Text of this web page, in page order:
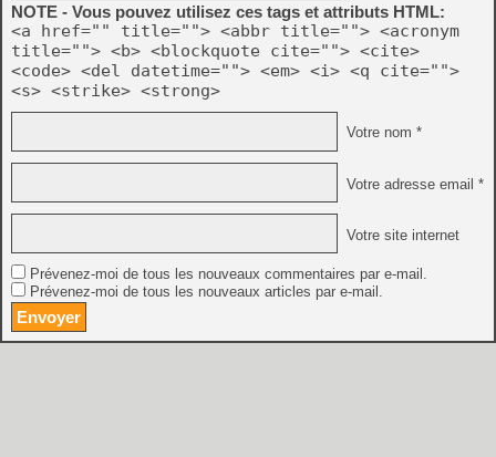
NOTE - Vous pouvez utilisez ces tags et attributs HTML:
<a href="" title=""> <abbr title=""> <acronym
title=""> <b> <blockquote cite=""> <cite>
<code> <del datetime=""> <em> <i> <q cite="">
<s> <strike> <strong>
Votre nom *
Votre adresse email *
Votre site internet
Prévenez-moi de tous les nouveaux commentaires par e-mail.
Prévenez-moi de tous les nouveaux articles par e-mail.